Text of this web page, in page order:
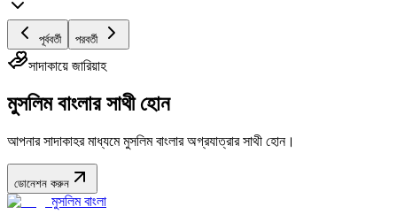
পূর্ববর্তী পরবর্তী
সাদাকায়ে জারিয়াহ
মুসলিম বাংলার সাথী হোন
আপনার সাদাকাহর মাধ্যমে মুসলিম বাংলার অগ্রযাত্রার সাথী হোন।
ডোনেশন করুন
মুসলিম বাংলা